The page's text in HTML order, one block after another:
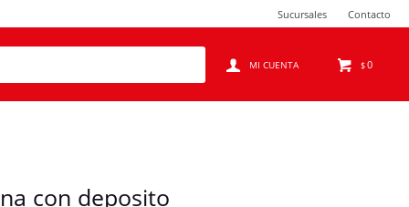
$0
Sucursales Contacto
con deposito